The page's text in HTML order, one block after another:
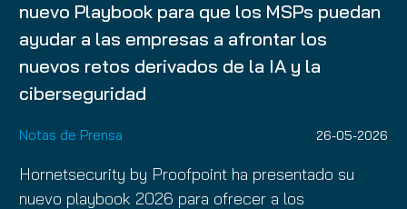
nuevo Playbook para que los MSPs puedan
ayudar a las empresas a afrontar los
nuevos retos derivados de la IA y la
ciberseguridad
Notas de Prensa 26-05-2026
Hornetsecurity by Proofpoint ha presentado su
nuevo playbook 2026 para ofrecer a los